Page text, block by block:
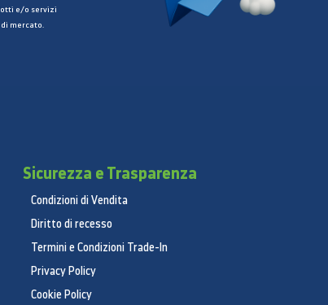
e/o servizi
mercato.
Sicurezza e Trasparenza
Condizioni di Vendita
Diritto di recesso
Termini e Condizioni Trade-In
Privacy Policy
Cookie Policy